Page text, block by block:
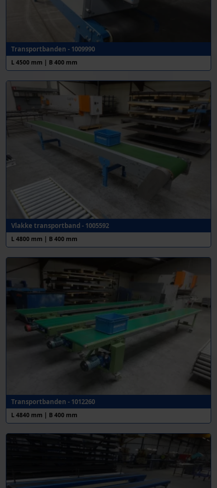
Transportbanden - 1009990
L 4500 mm | B 400 mm
Vlakke transportband - 1005592
L 4800 mm | B 400 mm
Transportbanden - 1012260
L 4840 mm | B 400 mm